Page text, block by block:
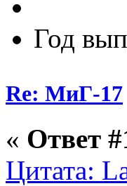
Год
Re: МиГ-17
« Ответ
Цитата: